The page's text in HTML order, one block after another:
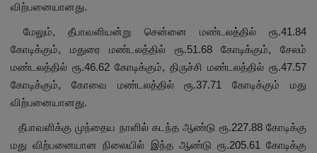
விற்பனையானது.
மேலும், தீபாவளியன்று சென்னை மண்டலத்தில் ரூ.41.84
கோடிக்கும், மதுரை மண்டலத்தில் ரூ.51.68 கோடிக்கும், சேலம்
மண்டலத்தில் ரூ.46.62 கோடிக்கும், திருச்சி மண்டலத்தில் ரூ.47.57
கோடிக்கும், கோவை மண்டலத்தில் ரூ.37.71 கோடிக்கும் மது
விற்பனையானது.
தீபாவளிக்கு முந்தைய நாளில் கடந்த ஆண்டு ரூ.227.88 கோடிக்கு
மது விற்பனையான நிலையில் இந்த ஆண்டு ரூ.205.61 கோடிக்கு